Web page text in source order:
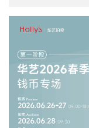
网络拍卖
服务指南
新闻中心